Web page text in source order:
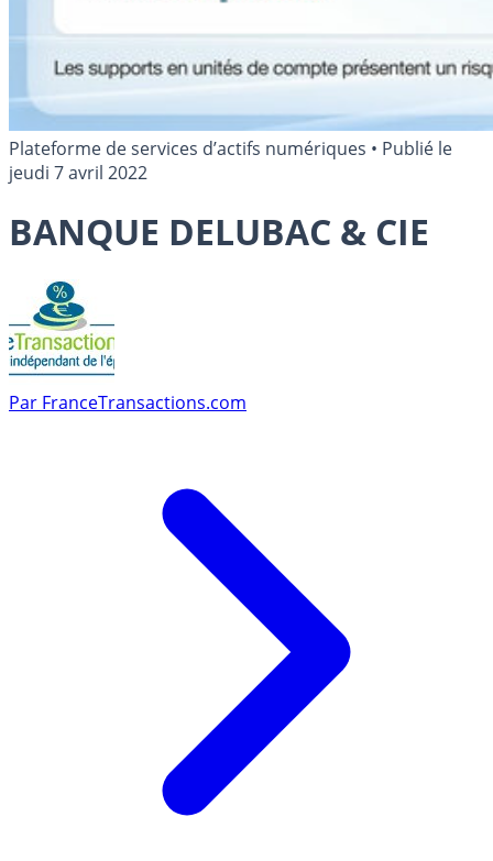
Plateforme de services d’actifs numériques • Publié le
jeudi 7 avril 2022
BANQUE DELUBAC & CIE
Par FranceTransactions.com